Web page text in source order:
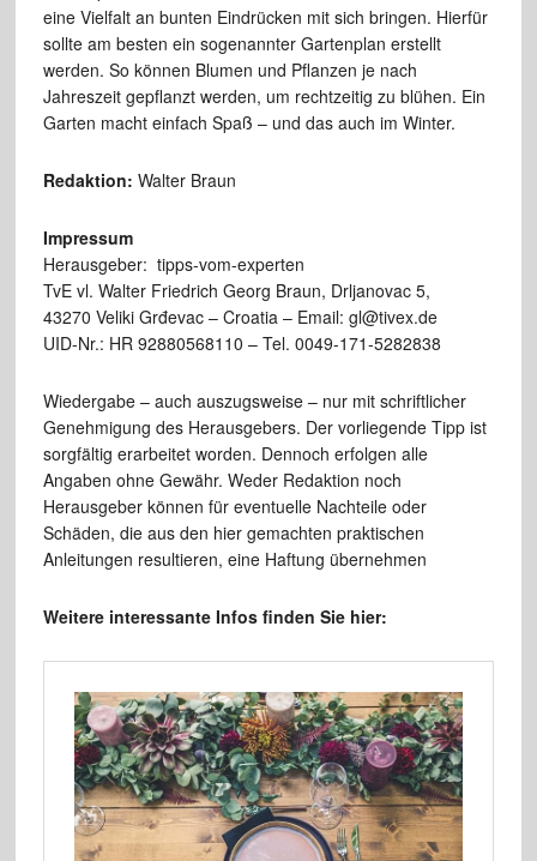
eine Vielfalt an bunten Eindrücken mit sich bringen. Hierfür
sollte am besten ein sogenannter Gartenplan erstellt
werden. So können Blumen und Pflanzen je nach
Jahreszeit gepflanzt werden, um rechtzeitig zu blühen. Ein
Garten macht einfach Spaß – und das auch im Winter.
Redaktion: Walter Braun
Impressum
Herausgeber: tipps-vom-experten
TvE vl. Walter Friedrich Georg Braun, Drljanovac 5,
43270 Veliki Grđevac – Croatia – Email: gl@tivex.de
UID-Nr.: HR 92880568110 – Tel. 0049-171-5282838
Wiedergabe – auch auszugsweise – nur mit schriftlicher
Genehmigung des Herausgebers. Der vorliegende Tipp ist
sorgfältig erarbeitet worden. Dennoch erfolgen alle
Angaben ohne Gewähr. Weder Redaktion noch
Herausgeber können für eventuelle Nachteile oder
Schäden, die aus den hier gemachten praktischen
Anleitungen resultieren, eine Haftung übernehmen
Weitere interessante Infos finden Sie hier: